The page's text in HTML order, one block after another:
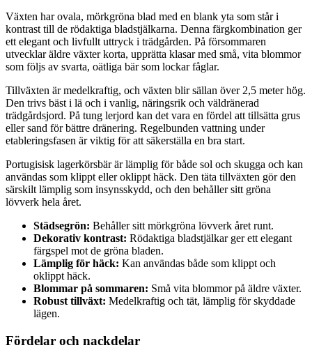
Växten har ovala, mörkgröna blad med en blank yta som står i
kontrast till de rödaktiga bladstjälkarna. Denna färgkombination ger
ett elegant och livfullt uttryck i trädgården. På försommaren
utvecklar äldre växter korta, upprätta klasar med små, vita blommor
som följs av svarta, oätliga bär som lockar fåglar.
Tillväxten är medelkraftig, och växten blir sällan över 2,5 meter hög.
Den trivs bäst i lä och i vanlig, näringsrik och väldränerad
trädgårdsjord. På tung lerjord kan det vara en fördel att tillsätta grus
eller sand för bättre dränering. Regelbunden vattning under
etableringsfasen är viktig för att säkerställa en bra start.
Portugisisk lagerkörsbär är lämplig för både sol och skugga och kan
användas som klippt eller oklippt häck. Den täta tillväxten gör den
särskilt lämplig som insynsskydd, och den behåller sitt gröna
lövverk hela året.
Städsegrön: Behåller sitt mörkgröna lövverk året runt.
Dekorativ kontrast: Rödaktiga bladstjälkar ger ett elegant
färgspel mot de gröna bladen.
Lämplig för häck: Kan användas både som klippt och
oklippt häck.
Blommar på sommaren: Små vita blommor på äldre växter.
Robust tillväxt: Medelkraftig och tät, lämplig för skyddade
lägen.
Fördelar och nackdelar